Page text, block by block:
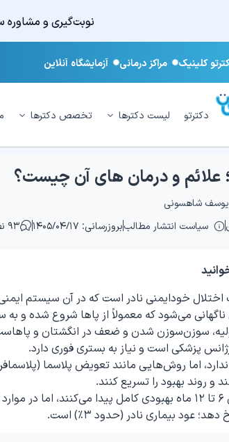
نوبت‌گیری و مشاوره
کلینیک مراکز درمانی آزمایشگاه آنلاین
دکترتو لیست دکترها تخصص دکترها
علائم و درمان های آن چیست؟
یوسف شاهسونی
سیاست انتشار مطالببروزرسانی: ۱۴۰۵/۰۴/۱۷ ۹۳ نظر
اختلال خودایمنی نادر است که در آن سیستم
می‌شود که معمولاً از پاها شروع شده و به
سوزن‌سوزن شدن و ضعف در انگشتان و
پزشکی است و نیاز به بستری فوری دارد.
اما روش‌هایی مانند تعویض پلاسما
و روند بهبود را تسریع کنند.
حدود ۸۵٪ افراد طی ۶ تا ۱۲ ماه بهبودی کامل پیدا
عود بیماری نادر (حدود ۳٪) است.